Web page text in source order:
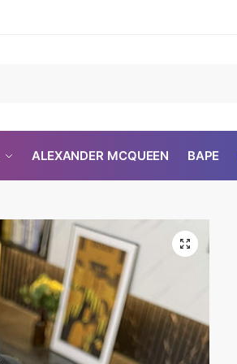
ALEXANDER MCQUEEN BAPE
🔍